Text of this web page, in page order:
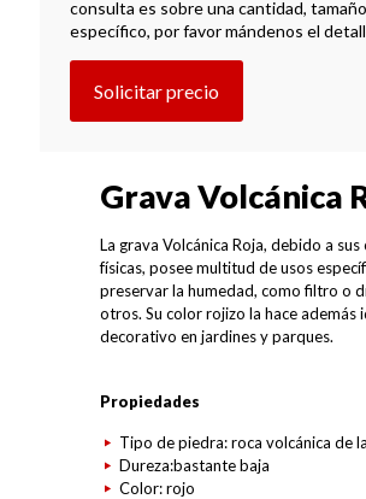
consulta es sobre una cantidad,
específico, por favor mándenos el
Solicitar precio
Grava Volcánica
La grava Volcánica Roja, debido a
físicas, posee multitud de usos
preservar la humedad, como filtro o
otros. Su color rojizo la hace además
decorativo en jardines y parques.
Propiedades
Tipo de piedra: roca volcánica de
Dureza:bastante baja
Color: rojo